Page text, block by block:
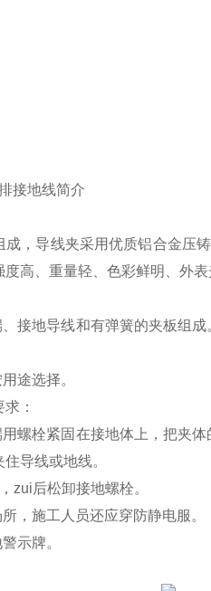
接地线简介
成，导线夹采用优质铝合金压
高、重量轻、色彩鲜明、外表
接地导线和有弹簧的夹板组
途选择。
：
螺栓紧固在接地体上，把夹
导线或地线。
zui后松卸接地螺栓。
，施工人员还应穿防静电服。
示牌。